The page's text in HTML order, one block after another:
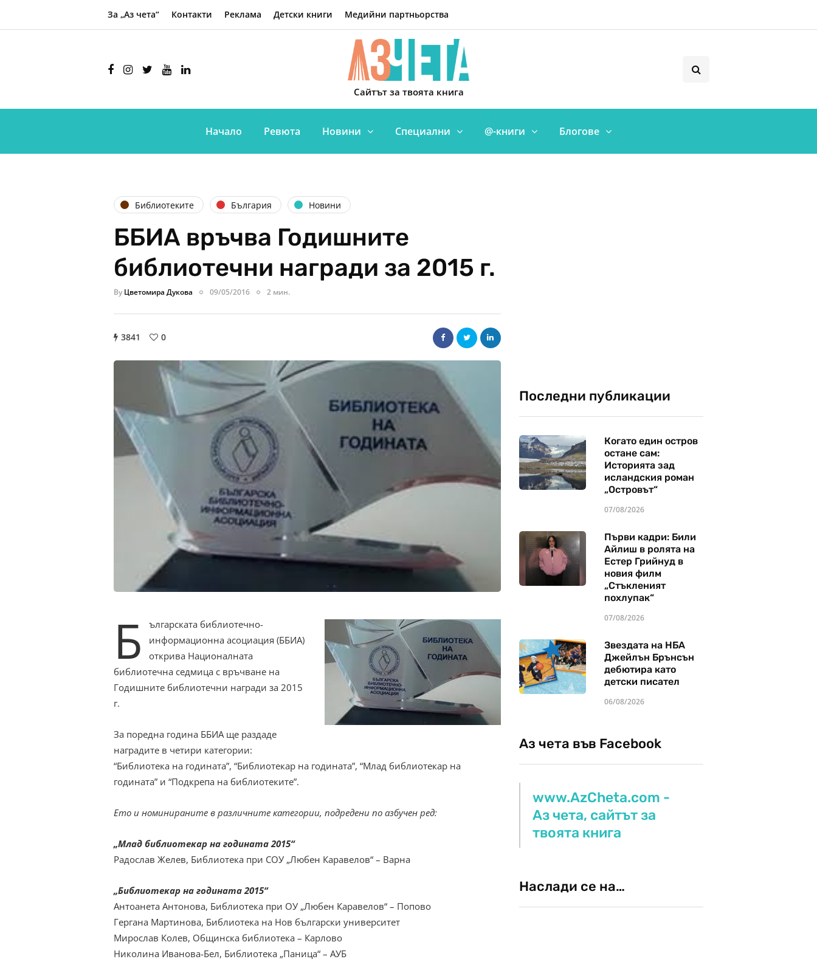
За „Аз чета“ Контакти Реклама Детски книги Медийни партньорства
Сайтът за твоята книга
Начало Ревюта Новини Специални @-книги Блогове
Библиотеките България Новини
ББИА връчва Годишните
библиотечни награди за 2015 г.
By Цветомира Дукова 09/05/2016 2 мин.
3841 0
Б
ългарската библиотечно-
информационна асоциация (ББИА)
открива Националната
библиотечна седмица с връчване на
Годишните библиотечни награди за 2015
г.
За поредна година ББИА ще раздаде
наградите в четири категории:
“Библиотека на годината”, “Библиотекар на годината”, “Млад библиотекар на
годината” и “Подкрепа на библиотеките”.
Ето и номинираните в различните категории, подредени по азбучен ред:
„Млад библиотекар на годината 2015“
Радослав Желев, Библиотека при СОУ „Любен Каравелов“ – Варна
„Библиотекар на годината 2015“
Антоанета Антонова, Библиотека при ОУ „Любен Каравелов“ – Попово
Гергана Мартинова, Библиотека на Нов български университет
Мирослав Колев, Общинска библиотека – Карлово
Николина Иванова-Бел, Библиотека „Паница“ – АУБ
Последни публикации
Когато един остров
остане сам:
Историята зад
исландския роман
„Островът“
07/08/2026
Първи кадри: Били
Айлиш в ролята на
Естер Грийнуд в
новия филм
„Стъкленият
похлупак“
07/08/2026
Звездата на НБА
Джейлън Брънсън
дебютира като
детски писател
06/08/2026
Аз чета във Facebook
www.AzCheta.com -
Аз чета, сайтът за
твоята книга
Наслади се на…